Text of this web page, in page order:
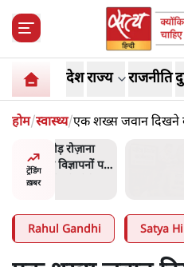
देशराज्य राजनीति
होम/स्वास्थ्य/एक शख्स जवान दिखने
करोड़ रुपये!
ट्रेंडिंग
ख़बर
पर
Rahul Gandhi Satya